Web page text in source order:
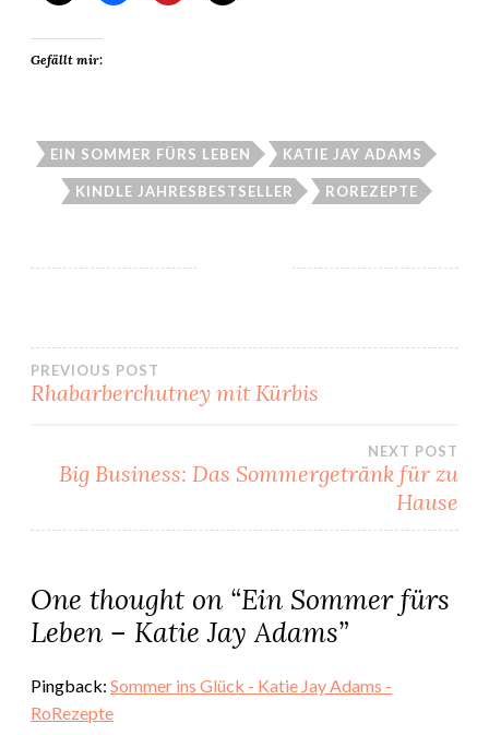
Gefällt mir:
EIN SOMMER FÜRS LEBEN KATIE JAY ADAMS
KINDLE JAHRESBESTSELLER ROREZEPTE
Beitragsnavigation
PREVIOUS POST
Rhabarberchutney mit Kürbis
NEXT POST
Big Business: Das Sommergetränk für zu
Hause
One thought on “Ein Sommer fürs
Leben – Katie Jay Adams”
Pingback: Sommer ins Glück - Katie Jay Adams -
RoRezepte